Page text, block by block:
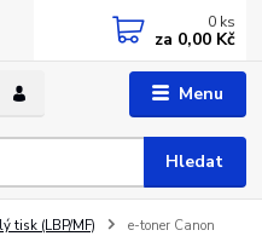
Menu
Hledat
0 ks
za 0,00 Kč
tisk (LBP/MF)
e-toner Canon